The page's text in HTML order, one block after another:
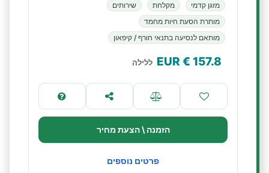
מזגן קדמי מקלחת
שירותים
מותרת הסעת חיות מחמד
מותאם לנסיעה בתנאי חורף / קיפאון
157.8
€ EUR ללילה
הזמנה \ הצעת מחיר
פרטים נוספים